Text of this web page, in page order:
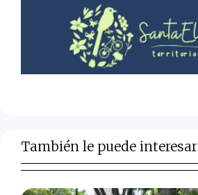
También le puede interesar